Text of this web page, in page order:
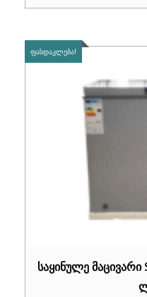
ᲤᲐᲡᲓᲐᲙᲚᲔᲑᲐ!
საყინულე მაცივარი